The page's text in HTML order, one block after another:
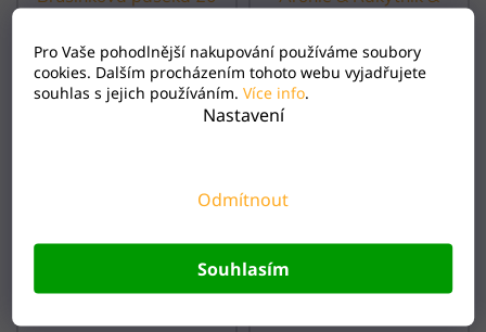
Pro Vaše pohodlnější nakupování používáme soubory
cookies. Dalším procházením tohoto webu vyjadřujete
souhlas s jejich používáním. Více info.
Nastavení
Odmítnout
Souhlasím
Bzz, do 4 dnů posíláme Bzz, do 4 dnů posíláme